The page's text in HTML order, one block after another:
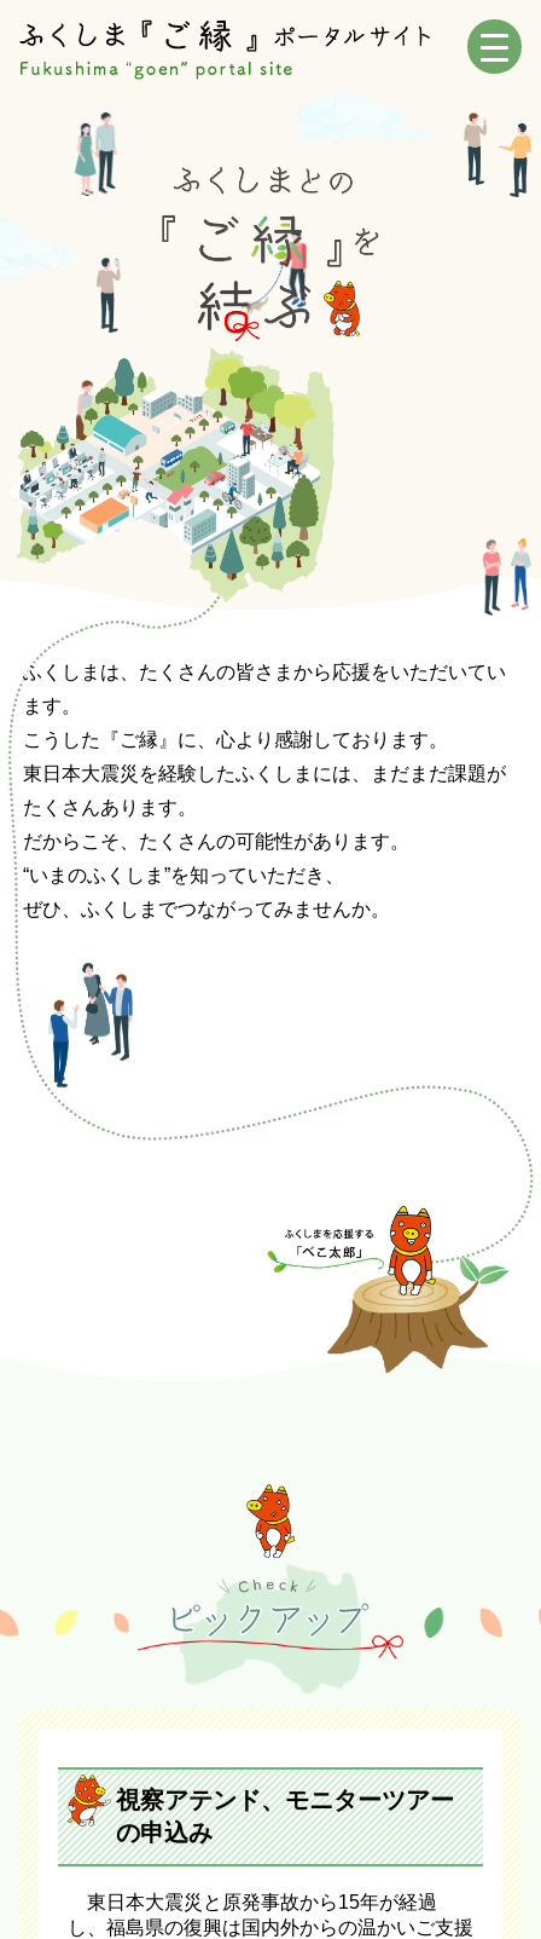
ふくしまは、たくさんの皆さまから応援をいただいてい
ます。
こうした『ご縁』に、心より感謝しております。
東日本大震災を経験したふくしまには、まだまだ課題が
たくさんあります。
だからこそ、たくさんの可能性があります。
“いまのふくしま”を知っていただき、
ぜひ、ふくしまでつながってみませんか。
視察アテンド、モニターツアー
の申込み
東日本大震災と原発事故から15年が経過
し、福島県の復興は国内外からの温かいご支援